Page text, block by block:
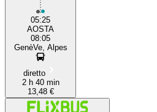
05:25
AOSTA
08:05
GenèVe, Alpes
diretto
2 h 40 min
13,48 €